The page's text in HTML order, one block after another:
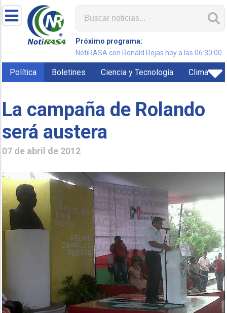
Próximo programa:
NotiRASA con Ronald Rojas hoy a las 06:30:00
Política Boletines Ciencia y Tecnología Clima
La campaña de Rolando
será austera
07 de abril de 2012